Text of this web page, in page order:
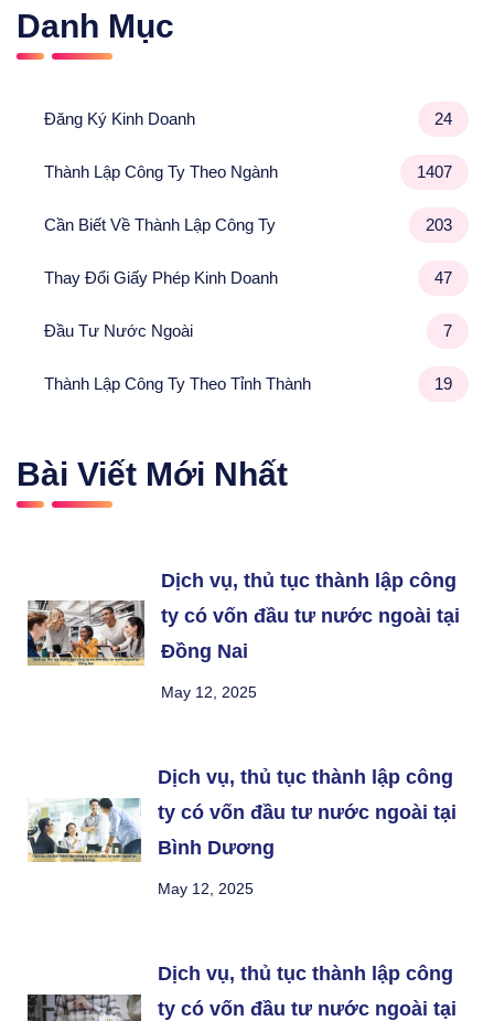
Danh Mục
Đăng Ký Kinh Doanh 24
Thành Lập Công Ty Theo Ngành 1407
Cần Biết Về Thành Lập Công Ty 203
Thay Đổi Giấy Phép Kinh Doanh 47
Đầu Tư Nước Ngoài 7
Thành Lập Công Ty Theo Tỉnh Thành 19
Bài Viết Mới Nhất
Dịch vụ, thủ tục thành lập công
ty có vốn đầu tư nước ngoài tại
Đồng Nai
May 12, 2025
Dịch vụ, thủ tục thành lập công
ty có vốn đầu tư nước ngoài tại
Bình Dương
May 12, 2025
Dịch vụ, thủ tục thành lập công
ty có vốn đầu tư nước ngoài tại